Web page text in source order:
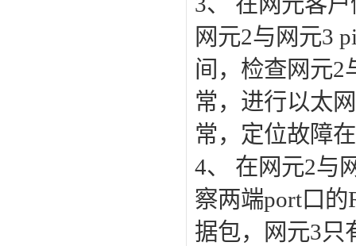
网元2与网元3
间，检查网元2
常，进行以太
常，定位故障
4、 在网元2与
察两端port口
据包，网元3只